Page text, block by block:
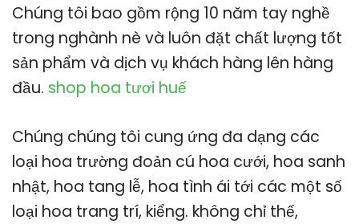
Chúng tôi bao gồm rộng 10 năm tay nghề
trong nghành nè và luôn đặt chất lượng tốt
sản phẩm và dịch vụ khách hàng lên hàng
đầu. shop hoa tươi huế
Chúng chúng tôi cung ứng đa dạng các
loại hoa trường đoản cú hoa cưới, hoa sanh
nhật, hoa tang lễ, hoa tình ái tới các một số
loại hoa trang trí, kiểng. không chỉ thế,